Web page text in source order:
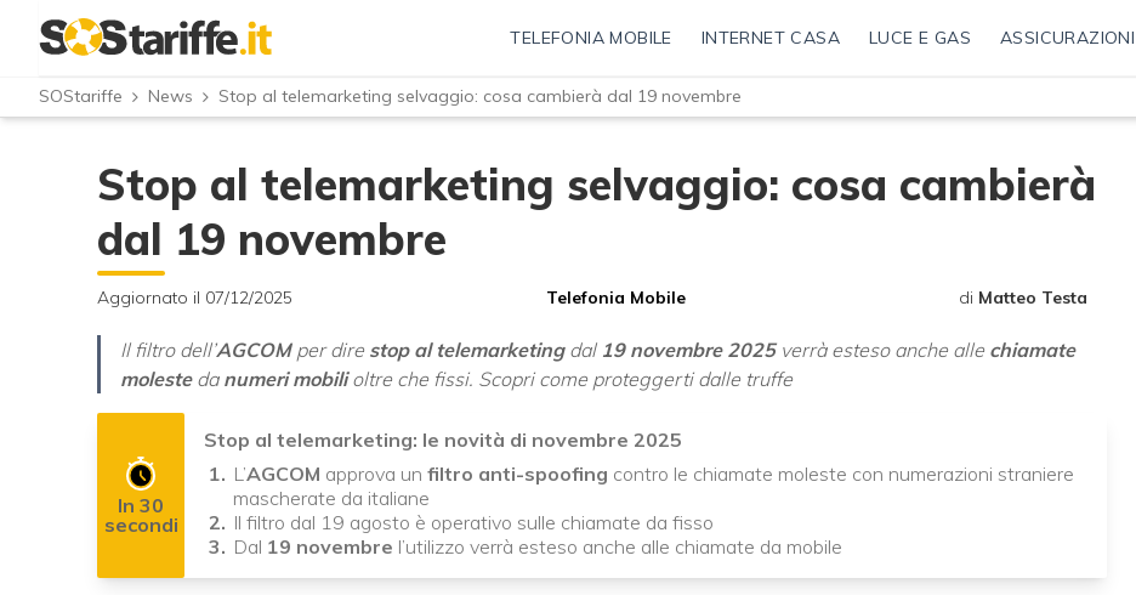
TELEFONIA MOBILE INTERNET CASA LUCE E GAS ASSICURAZIONI
SOStariffe News Stop al telemarketing selvaggio: cosa cambierà dal 19 novembre
Stop al telemarketing selvaggio: cosa cambierà
dal 19 novembre
Aggiornato il 07/12/2025 Telefonia Mobile di Matteo Testa
Il filtro dell’AGCOMper dire stop al telemarketingdal 19 novembre 2025verrà esteso anche alle chiamate
molesteda numeri mobilioltre che fissi. Scopri come proteggerti dalle truffe
In 30
secondi
Stop al telemarketing: le novità di novembre 2025
L’AGCOM approva un filtro anti-spoofing contro le chiamate moleste con numerazioni straniere
mascherate da italiane
Il filtro dal 19 agosto è operativo sulle chiamate da fisso
Dal 19 novembre l’utilizzo verrà esteso anche alle chiamate da mobile